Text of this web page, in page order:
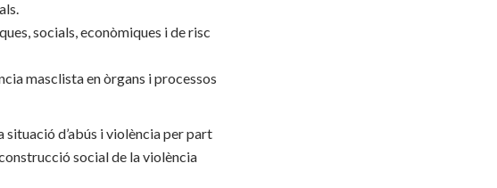
socials, econòmiques i de risc
masclista en òrgans i processos
situació d’abús i violència per part
social de la violència